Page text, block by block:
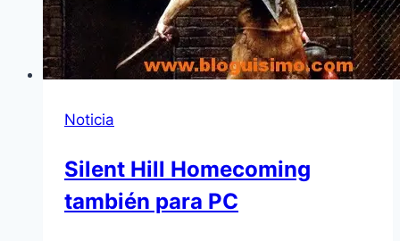
Noticia
Silent Hill Homecoming
también para PC